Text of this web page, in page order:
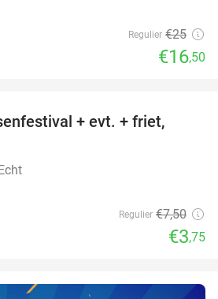
Regulier €25
€16,50
+ evt. + friet,
Regulier €7,50
€3,75